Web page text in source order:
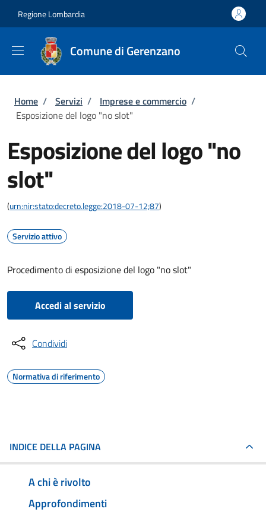
Regione Lombardia
Comune di Gerenzano
Briciole di pane
Home / Servizi / Imprese e commercio /
Esposizione del logo "no slot"
Esposizione del logo "no
slot"
(urn:nir:stato:decreto.legge:2018-07-12;87)
Servizio attivo
Procedimento di esposizione del logo "no slot"
Accedi al servizio
Condividi
Normativa di riferimento
INDICE DELLA PAGINA
A chi è rivolto
Approfondimenti